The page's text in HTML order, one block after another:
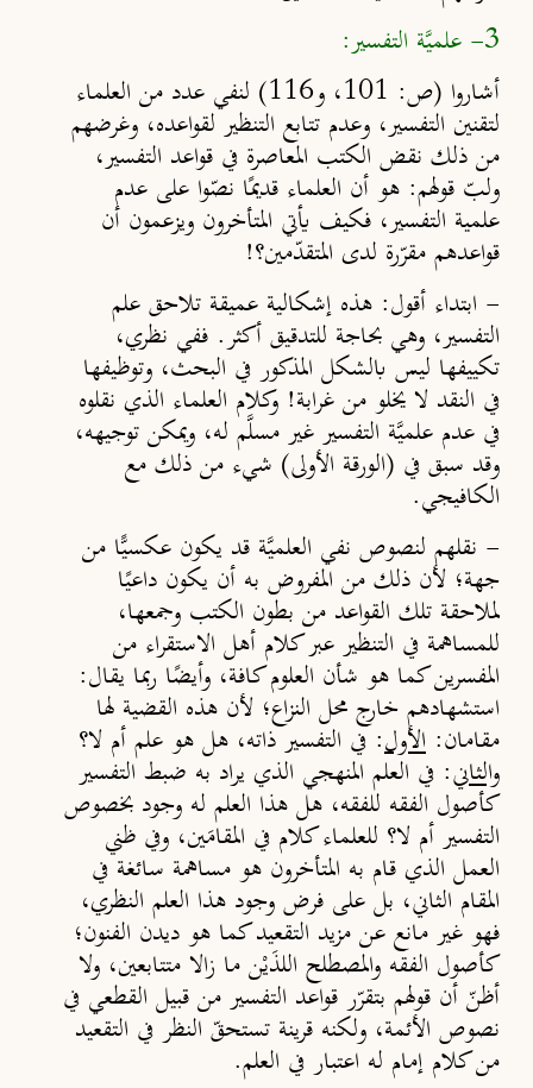
3- علميَّة التفسير:
أشاروا (ص: 101، و116) لنفي عدد من العلماء
لتقنين التفسير، وعدم تتابع التنظير لقواعده، وغرضهم
من ذلك نقض الكتب المعاصرة في قواعد التفسير،
ولبّ قولهم: هو أن العلماء قديمًا نصّوا على عدم
علمية التفسير، فكيف يأتي المتأخرون ويزعمون أن
قواعدهم مقرّرة لدى المتقدّمين؟!
- ابتداء أقول: هذه إشكالية عميقة تلاحق علم
التفسير، وهي بحاجة للتدقيق أكثر. ففي نظري،
تكييفها ليس بالشكل المذكور في البحث، وتوظيفها
في النقد لا يخلو من غرابة! وكلام العلماء الذي نقلوه
في عدم علميَّة التفسير غير مسلَّم له، ويمكن توجيهه،
وقد سبق في (الورقة الأولى) شيء من ذلك مع
الكافيجي.
- نقلهم لنصوص نفي العلميَّة قد يكون عكسيًّا من
جهة؛ لأن ذلك من المفروض به أن يكون داعيًا
لملاحقة تلك القواعد من بطون الكتب وجمعها،
للمساهمة في التنظير عبر كلام أهل الاستقراء من
المفسرين كما هو شأن العلوم كافة، وأيضًا ربما يقال:
استشهادهم خارج محل النزاع؛ لأن هذه القضية لها
مقامان: الأول: في التفسير ذاته، هل هو علم أم لا؟
والثاني: في العلم المنهجي الذي يراد به ضبط التفسير
كأصول الفقه للفقه، هل هذا العلم له وجود بخصوص
التفسير أم لا؟ للعلماء كلام في المقامَين، وفي ظني
العمل الذي قام به المتأخرون هو مساهمة سائغة في
المقام الثاني، بل على فرض وجود هذا العلم النظري،
فهو غير مانع عن مزيد التقعيد كما هو ديدن الفنون؛
كأصول الفقه والمصطلح اللذَيْن ما زالا متتابعين، ولا
أظنّ أن قولهم بتقرّر قواعد التفسير من قبيل القطعي في
نصوص الأئمة، ولكنه قرينة تستحقّ النظر في التقعيد
من كلام إمام له اعتبار في العلم.